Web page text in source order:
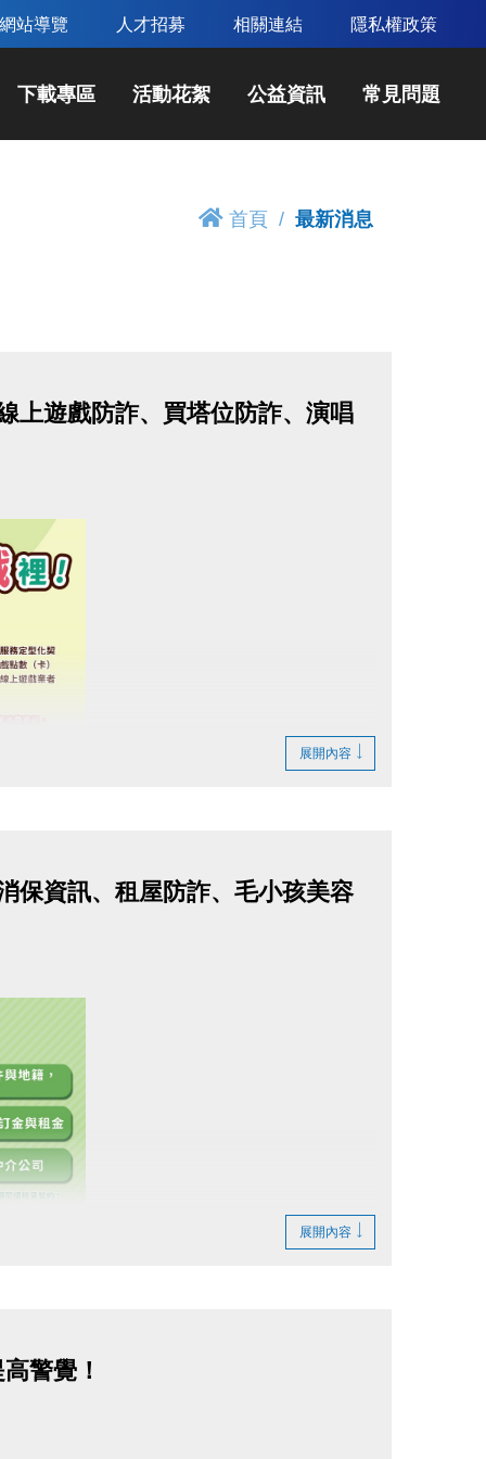
網站導覽 人才招募 相關連結 隱私權政策
下載專區 活動花絮 公益資訊 常見問題
首頁 最新消息
上遊戲防詐、買塔位防詐、演唱
展開內容
保資訊、租屋防詐、毛小孩美容
展開內容
警覺！